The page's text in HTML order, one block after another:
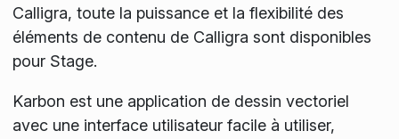
Calligra, toute la puissance et la flexibilité des
éléments de contenu de Calligra sont disponibles
pour Stage.
Karbon est une application de dessin vectoriel
avec une interface utilisateur facile à utiliser,